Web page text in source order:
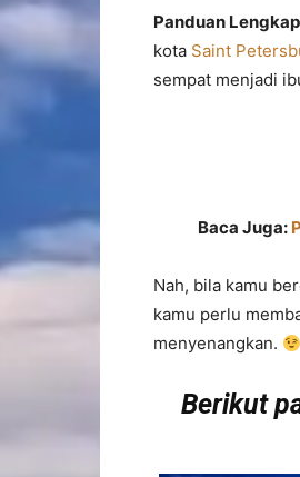
Panduan
kota Saint
sempat menjadi
Baca Juga:
Nah, bila kamu
kamu perlu
menyenangkan.
Berikut